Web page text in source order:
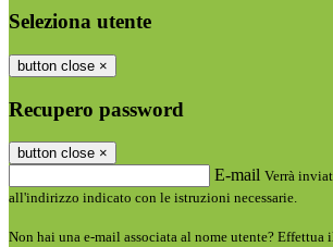
Seleziona utente
button close ×
Recupero password
button close ×
E-mail Verrà
all'indirizzo indicato con le istruzioni necessarie.
Non hai una e-mail associata al nome utente? Effettua